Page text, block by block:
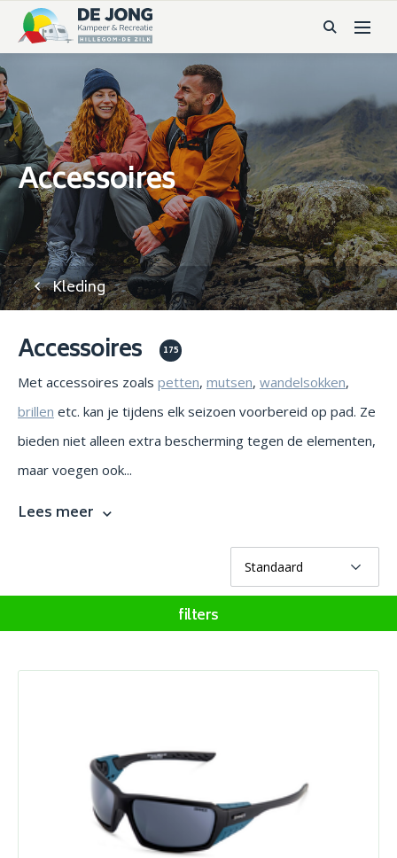
Accessoires
Kleding
Accessoires 175
Met accessoires zoals petten, mutsen, wandelsokken,
brillen etc. kan je tijdens elk seizoen voorbereid op pad. Ze
bieden niet alleen extra bescherming tegen de elementen,
maar voegen ook...
Lees meer
filters